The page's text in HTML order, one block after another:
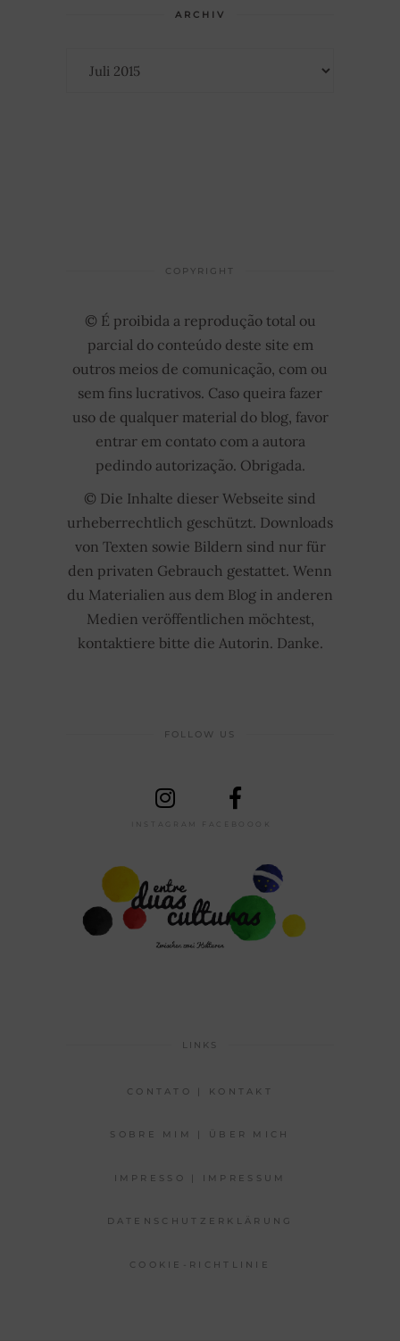
ARCHIV
COPYRIGHT
© É proibida a reprodução total ou
parcial do conteúdo deste site em
outros meios de comunicação, com ou
sem fins lucrativos. Caso queira fazer
uso de qualquer material do blog, favor
entrar em contato com a autora
pedindo autorização. Obrigada.
© Die Inhalte dieser Webseite sind
urheberrechtlich geschützt. Downloads
von Texten sowie Bildern sind nur für
den privaten Gebrauch gestattet. Wenn
du Materialien aus dem Blog in anderen
Medien veröffentlichen möchtest,
kontaktiere bitte die Autorin. Danke.
FOLLOW US
INSTAGRAM FACEBOOOK
LINKS
CONTATO | KONTAKT
SOBRE MIM | ÜBER MICH
IMPRESSO | IMPRESSUM
DATENSCHUTZERKLÄRUNG
COOKIE-RICHTLINIE